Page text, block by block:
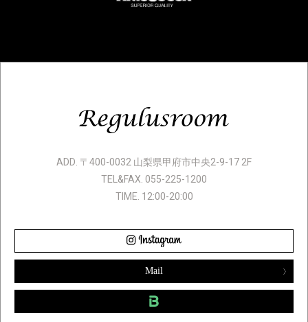
ADD. 〒400-0032 山梨県甲府市中央2-9-17 2F
TEL&FAX. 055-225-1200
TIME. 12:00-20:00
Mail